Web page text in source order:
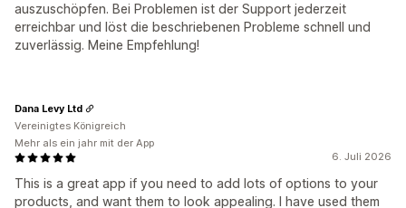
auszuschöpfen. Bei Problemen ist der Support jederzeit
erreichbar und löst die beschriebenen Probleme schnell und
zuverlässig. Meine Empfehlung!
6. Juli 2026
This is a great app if you need to add lots of options to your
products, and want them to look appealing. I have used them
Dana Levy Ltd
Vereinigtes Königreich
Mehr als ein jahr mit der App